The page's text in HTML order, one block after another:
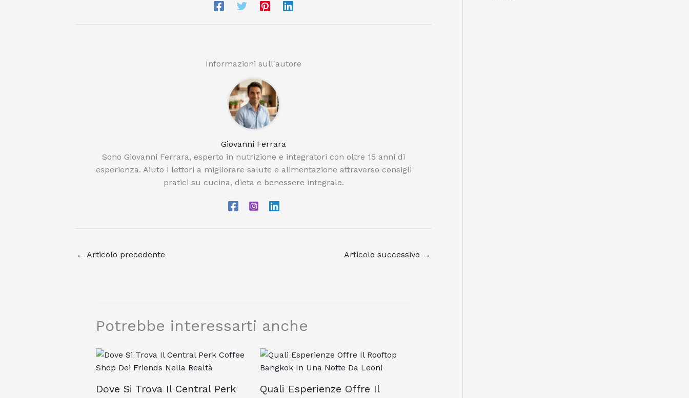
Informazioni sull'autore
Giovanni Ferrara
Sono Giovanni Ferrara, esperto in nutrizione e integratori con oltre 15 anni di
esperienza. Aiuto i lettori a migliorare salute e alimentazione attraverso consigli
pratici su cucina, dieta e benessere integrale.
← Articolo precedente Articolo successivo →
Potrebbe interessarti anche
Dove Si Trova Il Central Perk
Quali Esperienze Offre Il